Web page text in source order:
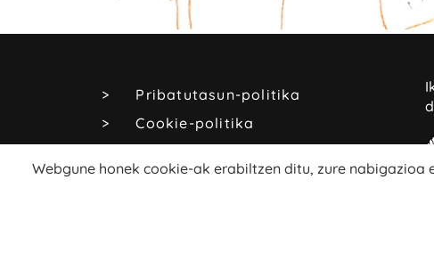
Pribatutasun-politika
Cookie-politika
Webgune honek cookie-ak erabiltzen ditu, zure